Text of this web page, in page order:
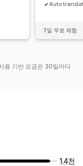
Auto
7일 무료 체험
용 기반 요금은 30일마다
1.4천